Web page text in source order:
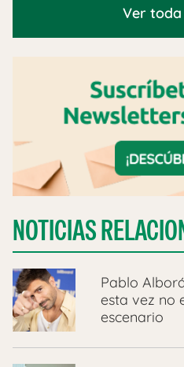
Ver
NOTICIAS
Pablo
esta vez no
escenario